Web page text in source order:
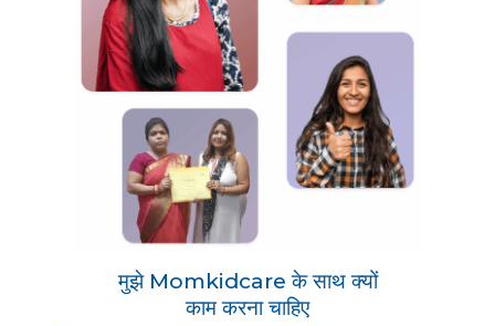
मुझे Momkidcare के साथ क्यों
काम करना चाहिए